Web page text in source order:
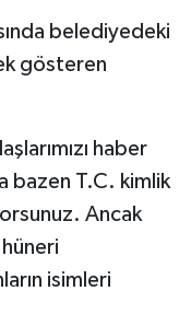
belediyedeki
gösteren
haber
bazen T.C. kimlik
Ancak
hüneri
isimleri